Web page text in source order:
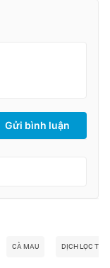
Gửi bình luận
CÀ MAU DỊCH LỌC